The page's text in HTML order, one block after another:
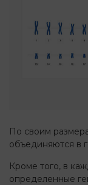
По своим
объединяются в
Кроме того, в
определенные